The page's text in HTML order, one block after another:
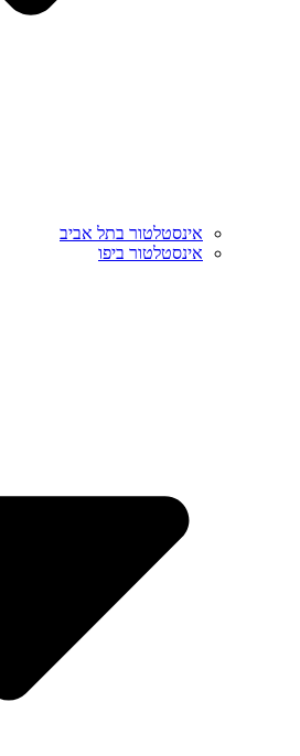
אינסטלטור בתל אביב
אינסטלטור ביפו